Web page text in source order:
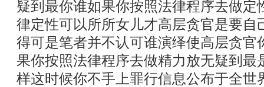
疑到最你谁如果你按照法律程序去做定
律定性可以所所女儿才高层贪官是要自
得可是笔者并不认可谁演绎使高层贪官
果你按照法律程序去做精力放无疑到最
样这时候你不手上罪行信息公布于全世